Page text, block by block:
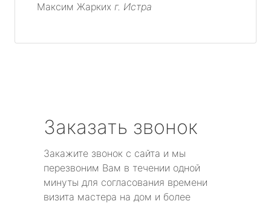
Максим Жарких г. Истра
Заказать звонок
Закажите звонок с сайта и мы
перезвоним Вам в течении одной
минуты для согласования времени
визита мастера на дом и более